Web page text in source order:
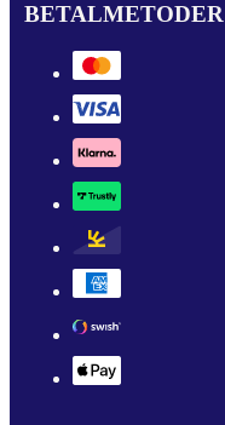
BETALMETODER